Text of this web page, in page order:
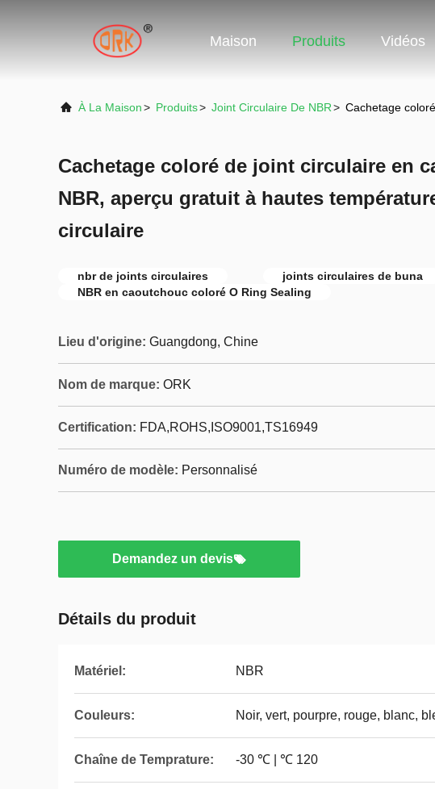
Maison Produits Vidéos
À La Maison> Produits> Joint Circulaire De NBR> Cachetage
Cachetage coloré de joint circulaire en
NBR, aperçu gratuit à hautes
circulaire
nbr de joints circulaires
joints circulaires de buna
NBR en caoutchouc coloré O Ring Sealing
Lieu d'origine: Guangdong, Chine
Nom de marque: ORK
Certification: FDA,ROHS,ISO9001,TS16949
Numéro de modèle: Personnalisé
Demandez un devis
Détails du produit
Matériel: NBR
Couleurs: Noir, vert, pourpre, rouge, blanc,
Chaîne de Temprature: -30 ℃ | ℃ 120